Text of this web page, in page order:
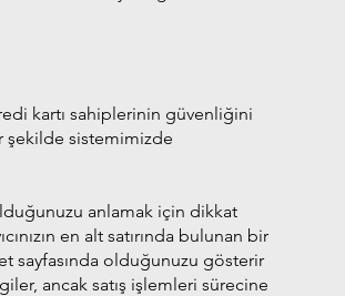
kartı sahiplerinin güvenliğini
şekilde sistemimizde
anlamak için dikkat
en alt satırında bulunan bir
sayfasında olduğunuzu gösterir
ancak satış işlemleri sürecine